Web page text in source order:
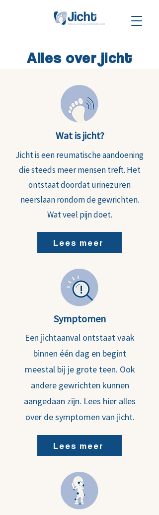
Alles over jicht
Wat is jicht?
Jicht is een reumatische aandoening
die steeds meer mensen treft. Het
ontstaat doordat urinezuren
neerslaan rondom de gewrichten.
Wat veel pijn doet.
Lees meer
Symptomen
Een jichtaanval ontstaat vaak
binnen één dag en begint
meestal bij je grote teen. Ook
andere gewrichten kunnen
aangedaan zijn. Lees hier alles
over de symptomen van jicht.
Lees meer